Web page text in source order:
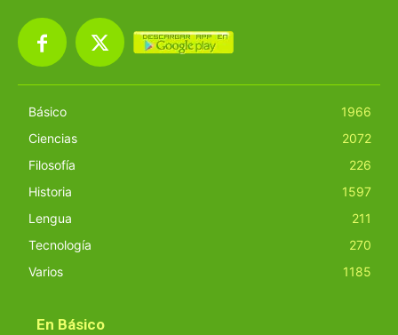
Básico
1966
Ciencias
2072
Filosofía
226
Historia
1597
Lengua
211
Tecnología
270
Varios
1185
En Básico